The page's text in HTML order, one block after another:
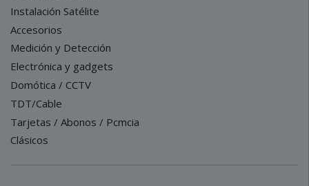
Instalación Satélite
Accesorios
Medición y Detección
Electrónica y gadgets
Domótica / CCTV
TDT/Cable
Tarjetas / Abonos / Pcmcia
Clásicos